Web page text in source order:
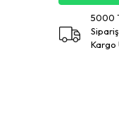
5000
Kargo